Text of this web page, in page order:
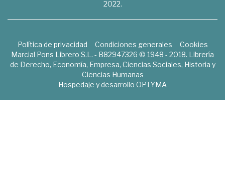
2022.
Política de privacidad Condiciones generales
Cookies
Marcial Pons Librero S.L. - B82947326 © 1948 - 2018. Librería
de Derecho, Economía, Empresa, Ciencias Sociales, Historia y
Ciencias Humanas
Hospedaje y desarrollo OPTYMA